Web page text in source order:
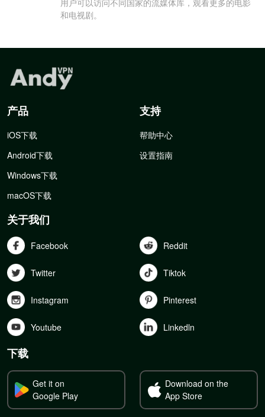
用户可以访问不同国家的流媒体库，观看更多的电影
和电视剧。
产品
iOS下载
Android下载
Windows下载
macOS下载
支持
帮助中心
设置指南
关于我们
Facebook Reddit
Twitter Tiktok
Instagram Pinterest
Youtube Linkedln
下载
Get it on
Google Play
Download on the
App Store